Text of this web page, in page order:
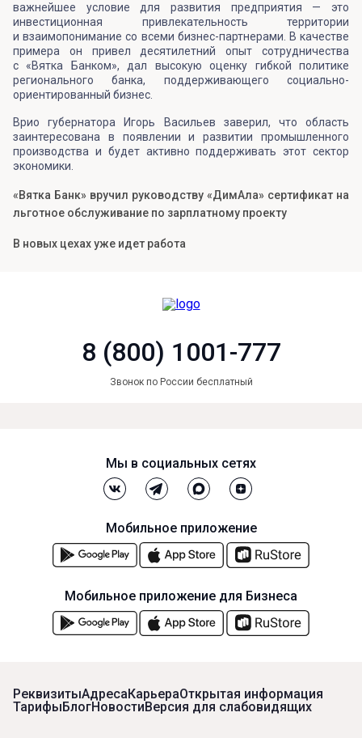
важнейшее условие для развития предприятия — это
инвестиционная привлекательность территории
и взаимопонимание со всеми бизнес-партнерами. В качестве
примера он привел десятилетний опыт сотрудничества
с «Вятка Банком», дал высокую оценку гибкой политике
регионального банка, поддерживающего социально-
ориентированный бизнес.
Врио губернатора Игорь Васильев заверил, что область
заинтересована в появлении и развитии промышленного
производства и будет активно поддерживать этот сектор
экономики.
«Вятка Банк» вручил руководству «ДимАла» сертификат на
льготное обслуживание по зарплатному проекту
В новых цехах уже идет работа
8 (800) 1001-777
Звонок по России бесплатный
РеквизитыАдресаКарьераОткрытая информация
ТарифыБлогНовостиВерсия для слабовидящих
Мы в социальных сетях
Мобильное приложение
Мобильное приложение для Бизнеса